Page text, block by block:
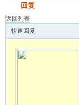
回复
返回列表
快速回复